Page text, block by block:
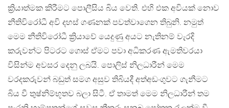
ක්‍රියාත්මක කිරීමට පොලීසිය බිය වෙති. එහි එක අවියක් නොව
නීතිවිරෝධී අවි දහස් ගණනක් පවත්වාගෙන තිබුනි. නමුත්
මෙම නීතිවිරෝධී ක්‍රියාවේ යෙදුණු අයට නැතිනම් වැරදි
කරුවන්ට පිටරට ගොස් ඒමට පවා අධිකරණ ඇමතිවරයා
විසින්ම අවසර දෙනු ලබයි. පොලිස් නිලධාරීන් මෙම
වරදකරුවන් බඩුත් සමග අසුව තිබියදී අත්අඩංගුවට ගැනීමට
බිය වී තුෂ්නිම්භූතව බලා සිටී. ඒ තාමත් මෙම නිලධාරීන් තම